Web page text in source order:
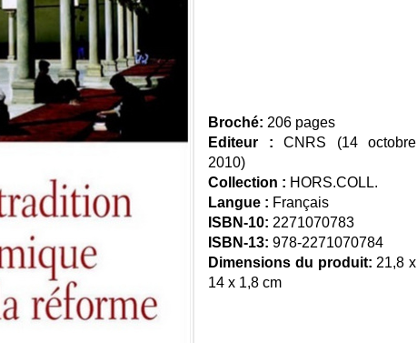
Broché: 206 pages
Editeur : CNRS (14 octobre
2010)
Collection : HORS.COLL.
Langue : Français
ISBN-10: 2271070783
ISBN-13: 978-2271070784
Dimensions du produit: 21,8 x
14 x 1,8 cm